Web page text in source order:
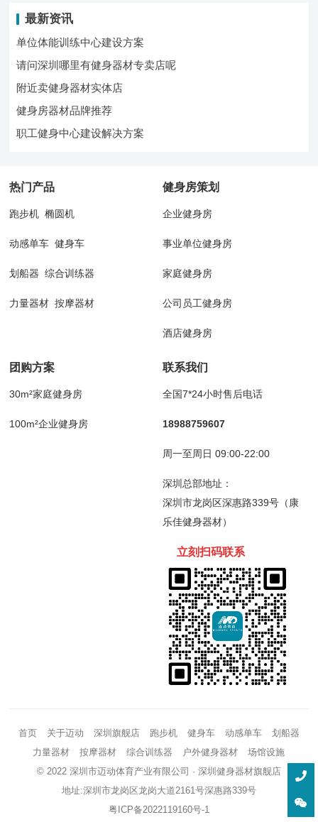
最新资讯
单位体能训练中心建设方案
请问深圳哪里有健身器材专卖店呢
附近卖健身器材实体店
健身房器材品牌推荐
职工健身中心建设解决方案
热门产品
跑步机 椭圆机
动感单车 健身车
划船器 综合训练器
力量器材 按摩器材
健身房策划
企业健身房
事业单位健身房
家庭健身房
公司员工健身房
酒店健身房
团购方案
30m²家庭健身房
100m²企业健身房
联系我们
全国7*24小时售后电话
18988759607
周一至周日 09:00-22:00
深圳总部地址：
深圳市龙岗区深惠路339号（康
乐佳健身器材）
立刻扫码联系
首页 关于迈动 深圳旗舰店 跑步机 健身车 动感单车
划船器
力量器材
按摩器材 综合训练器 户外健身器材
场馆设施
© 2022 深圳市迈动体育产业有限公司 · 深圳健身器材旗舰店
地址:深圳市龙岗区龙岗大道2161号深惠路339号
粤ICP备2022119160号-1